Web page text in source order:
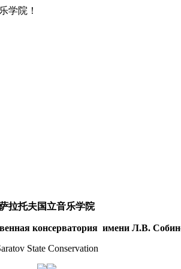
学院！
拉托夫国立音乐学院
консерватория имени Л.В.
State Conservation